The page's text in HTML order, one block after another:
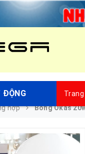
ĐỘNG
hợp Bóng Okas